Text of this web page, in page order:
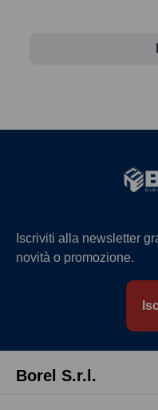
Iscriviti alla newsletter
novità o promozione.
Borel S.r.l.